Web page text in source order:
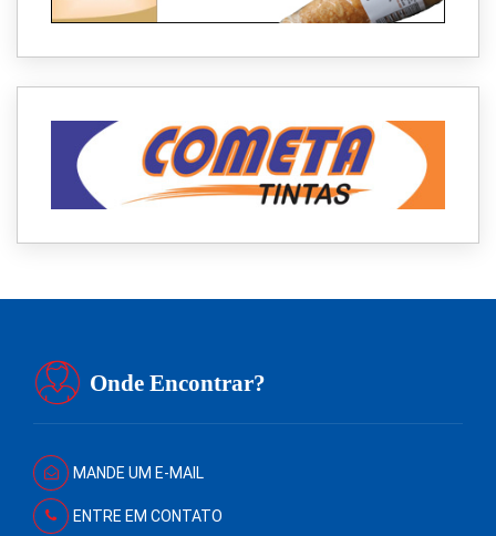
Onde Encontrar?
MANDE UM E-MAIL
ENTRE EM CONTATO